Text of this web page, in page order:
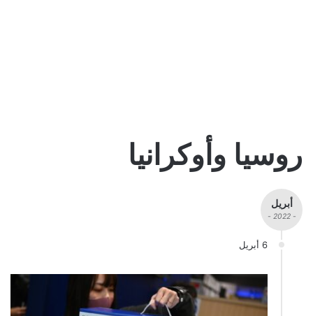
روسيا وأوكرانيا
أبريل
- 2022 -
6 أبريل